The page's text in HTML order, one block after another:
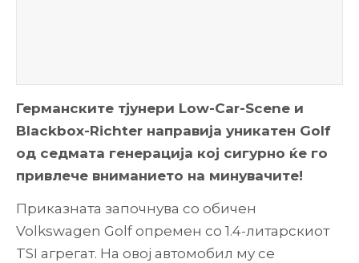
Германските тјунери Low-Car-Scene и
Blackbox-Richter направија уникатен Golf
од седмата генерација кој сигурно ќе го
привлече вниманието на минувачите!
Приказната започнува со обичен
Volkswagen Golf опремен со 1.4-литарскиот
TSI агрегат. На овој автомобил му се